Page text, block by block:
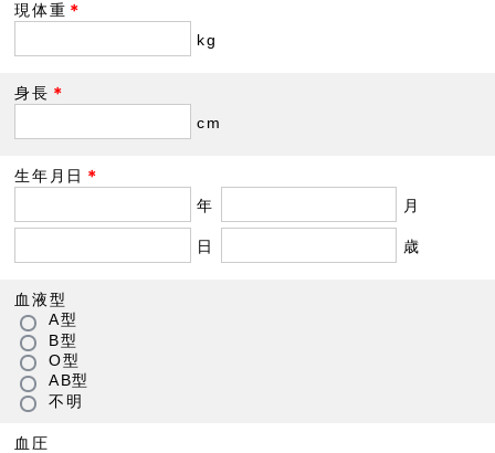
現体重 ＊
kg
身長 ＊
cm
生年月日 ＊
年
月
日 歳
血液型
A型
B型
O型
AB型
不明
血圧